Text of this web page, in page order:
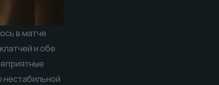
в матче
и обе
нестабильной